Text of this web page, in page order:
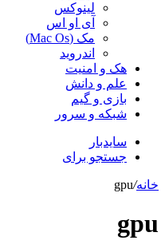
لینوکس
آی او اس
مک (Mac Os)
اندروید
هک و امنیت
علم و دانش
بازی و گیم
شبکه و سرور
سایدبار
جستجو برای
خانه/
gpu
gpu